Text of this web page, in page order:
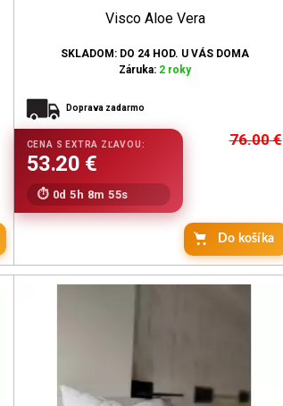
Visco Aloe Vera
SKLADOM: DO 24 HOD. U VÁS DOMA
Záruka: 2 roky
Doprava zadarmo
76.00€
0d 5h 8m 53s